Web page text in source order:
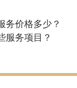
务价格多少？
服务项目？